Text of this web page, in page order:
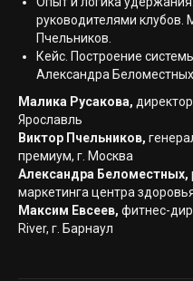
руководителями клубов.
Пчельников.
Кейс. Построение
Александра
Малика Русакова,
Ярославль
Виктор Пчельников,
премиум, г. Москва
Александра Беломестных,
маркетинга центра
Максим Евсеев, фитнес-
River, г. Барнаул